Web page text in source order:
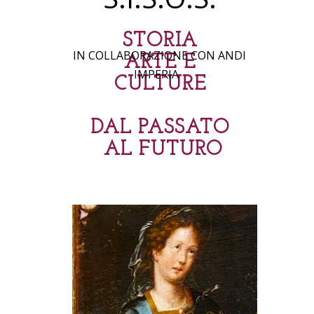
IN COLLABORAZIONE CON ANDI
IMPERIA
STORIA
ARTE E
CULTURE
DAL PASSATO
AL FUTURO